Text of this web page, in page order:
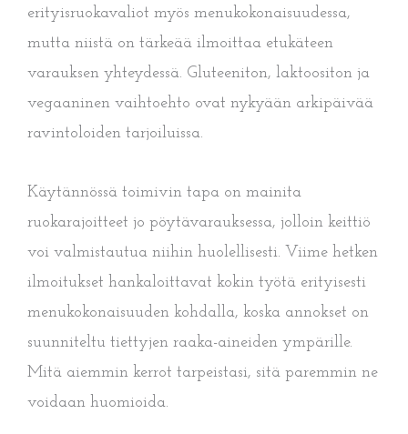
erityisruokavaliot myös menukokonaisuudessa,
mutta niistä on tärkeää ilmoittaa etukäteen
varauksen yhteydessä. Gluteeniton, laktoositon ja
vegaaninen vaihtoehto ovat nykyään arkipäivää
ravintoloiden tarjoiluissa.
Käytännössä toimivin tapa on mainita
ruokarajoitteet jo pöytävarauksessa, jolloin keittiö
voi valmistautua niihin huolellisesti. Viime hetken
ilmoitukset hankaloittavat kokin työtä erityisesti
menukokonaisuuden kohdalla, koska annokset on
suunniteltu tiettyjen raaka-aineiden ympärille.
Mitä aiemmin kerrot tarpeistasi, sitä paremmin ne
voidaan huomioida.